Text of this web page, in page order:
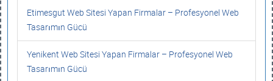
Etimesgut Web Sitesi Yapan Firmalar – Profesyonel Web
Tasarımın Gücü
Yenikent Web Sitesi Yapan Firmalar – Profesyonel Web
Tasarımın Gücü